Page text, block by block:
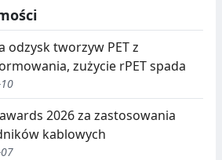
odzysk tworzyw PET z
zużycie rPET spada
2026 za zastosowania
kablowych